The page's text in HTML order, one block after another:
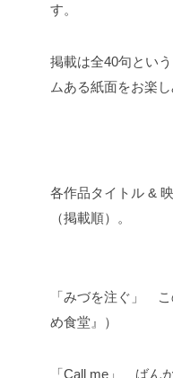
す。
掲載は全40句とい
ムある紙面をお楽
各作品タイトル &
（掲載順）。
「みづを注ぐ」
め食堂』）
「Call me」 ばん